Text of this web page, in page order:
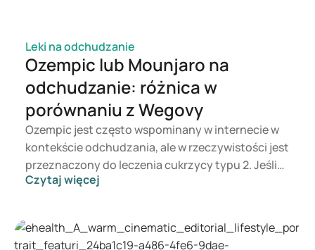
Leki na odchudzanie
Ozempic lub Mounjaro na
odchudzanie: różnica w
porównaniu z Wegovy
Ozempic jest często wspominany w internecie w
kontekście odchudzania, ale w rzeczywistości jest
przeznaczony do leczenia cukrzycy typu 2. Jeśli
zależy ci na wsparciu w kontroli masy ciała,
terapii zależy od lekarza, który bierze pod uwagę
Czytaj więcej